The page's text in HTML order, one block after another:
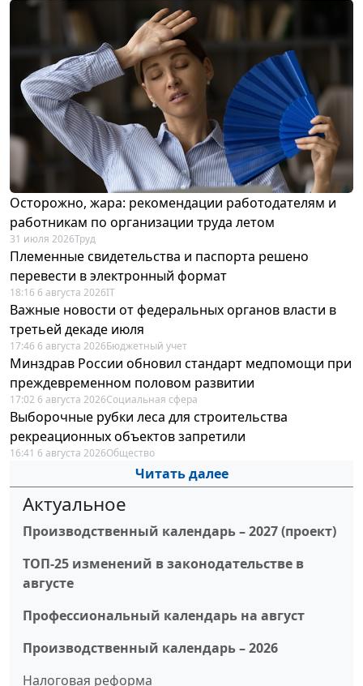
Осторожно, жара: рекомендации работодателям и
работникам по организации труда летом
31 июля 2026Труд
Племенные свидетельства и паспорта решено
перевести в электронный формат
18:16 6 августа 2026IT
Важные новости от федеральных органов власти в
третьей декаде июля
17:46 6 августа 2026Бюджетный учет
Минздрав России обновил стандарт медпомощи при
преждевременном половом развитии
17:02 6 августа 2026Социальная сфера
Выборочные рубки леса для строительства
рекреационных объектов запретили
16:41 6 августа 2026Общество
Читать далее
Актуальное
Производственный календарь – 2027 (проект)
ТОП-25 изменений в законодательстве в
августе
Профессиональный календарь на август
Производственный календарь – 2026
Налоговая реформа